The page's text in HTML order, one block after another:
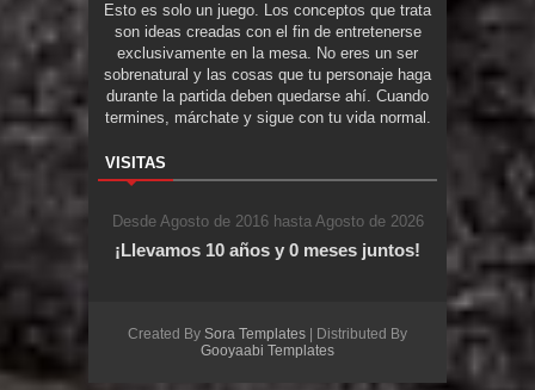
Esto es solo un juego. Los conceptos que trata
son ideas creadas con el fin de entretenerse
exclusivamente en la mesa. No eres un ser
sobrenatural y las cosas que tu personaje haga
durante la partida deben quedarse ahí. Cuando
termines, márchate y sigue con tu vida normal.
VISITAS
Desde Agosto de 2016 hasta Agosto de 2026
¡Llevamos 10 años y 0 meses juntos!
Created By Sora Templates | Distributed By
Gooyaabi Templates